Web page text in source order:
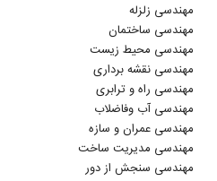
مهندسی زلزله
مهندسی ساختمان
مهندسی محیط زیست
مهندسی نقشه برداری
مهندسی راه و ترابری
مهندسی آب وفاضلاب
مهندسی عمران و سازه
مهندسی مدیریت ساخت
مهندسی سنجش از دور